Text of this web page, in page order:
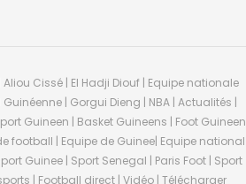
Cissé | El Hadji Diouf | Equipe nationale
| Gorgui Dieng | NBA | Actualités |
Guineen | Basket Guineens | Foot Guineen
football | Equipe de Guinee| Equipe national
Guinee | Sport Senegal | Paris Foot | Sport
| Football direct | Vidéo | Télécharger